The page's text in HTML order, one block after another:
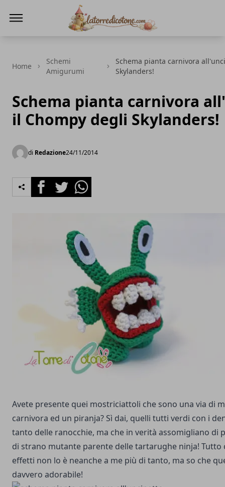
Home
Schemi
Amigurumi
Schema pianta carnivora
Skylanders!
Schema pianta carnivora
il Chompy degli Skylanders!
di Redazione24/11/2014
FacebookTwitterWhatsapp
Avete presente quei mostriciattoli che sono una via di
carnivora ed un piranja? Sì dai, quelli tutti verdi con i
tanto delle ranocchie, ma che in verità assomigliano di
di strano mutante parente delle tartarughe ninja! Tutto
effetti non lo è neanche a me più di tanto, ma so che
davvero adorabile!